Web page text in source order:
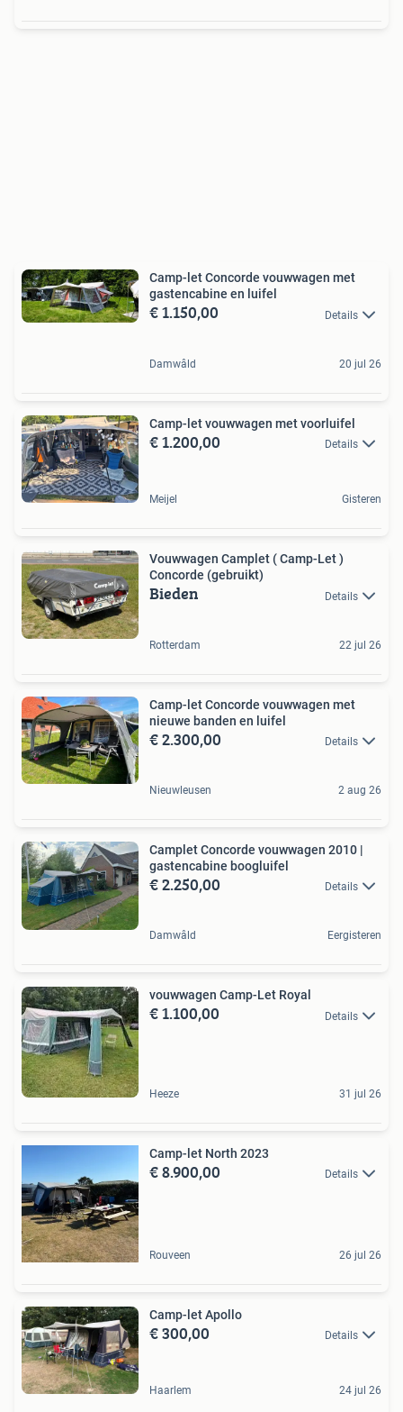
Camp-let Concorde vouwwagen met
gastencabine en luifel
€ 1.150,00 Details
Damwâld 20 jul 26
Camp-let vouwwagen met voorluifel
€ 1.200,00 Details
Meijel Gisteren
Vouwwagen Camplet ( Camp-Let )
Concorde (gebruikt)
Bieden Details
Rotterdam 22 jul 26
Camp-let Concorde vouwwagen met
nieuwe banden en luifel
€ 2.300,00 Details
Nieuwleusen 2 aug 26
Camplet Concorde vouwwagen 2010 |
gastencabine boogluifel
€ 2.250,00 Details
Damwâld Eergisteren
vouwwagen Camp-Let Royal
€ 1.100,00 Details
Heeze 31 jul 26
Camp-let North 2023
€ 8.900,00 Details
Rouveen 26 jul 26
Camp-let Apollo
€ 300,00 Details
Haarlem 24 jul 26